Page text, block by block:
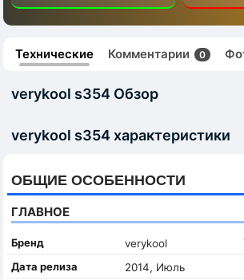
Технические Комментарии 0
verykool s354 Обзор
verykool s354 характеристики
ОБЩИЕ ОСОБЕННОСТИ
ГЛАВНОЕ
Бренд verykool
Дата релиза
2014, Июль